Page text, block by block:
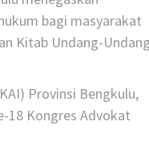
bagi masyarakat
Kitab Undang-
Provinsi Bengkulu,
18 Kongres Advokat